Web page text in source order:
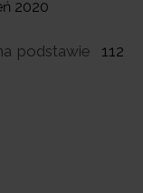
2020
podstawie
112